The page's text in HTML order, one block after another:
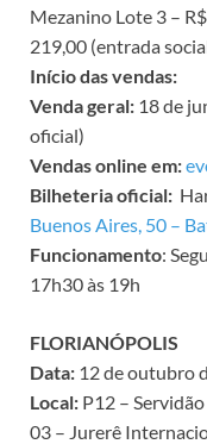
Mezanino Lote 3 –
219,00 (entrada
Início das vendas:
Venda geral: 18 de
oficial)
Vendas online em:
Bilheteria oficial:
Buenos Aires, 50 –
Funcionamento:
17h30 às 19h
FLORIANÓPOLIS
Data: 12 de outubro
Local: P12 –
03 – Jurerê